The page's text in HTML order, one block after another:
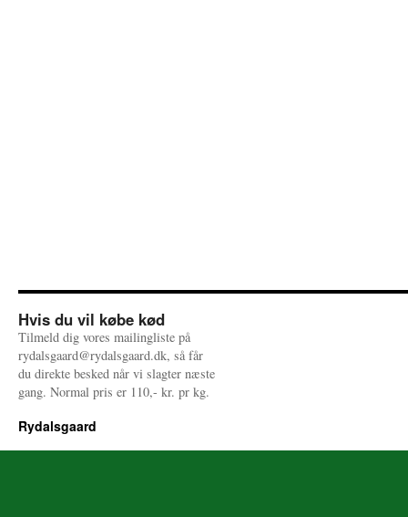
Hvis du vil købe kød
Tilmeld dig vores mailingliste på
rydalsgaard@rydalsgaard.dk, så får
du direkte besked når vi slagter næste
gang. Normal pris er 110,- kr. pr kg.
Rydalsgaard